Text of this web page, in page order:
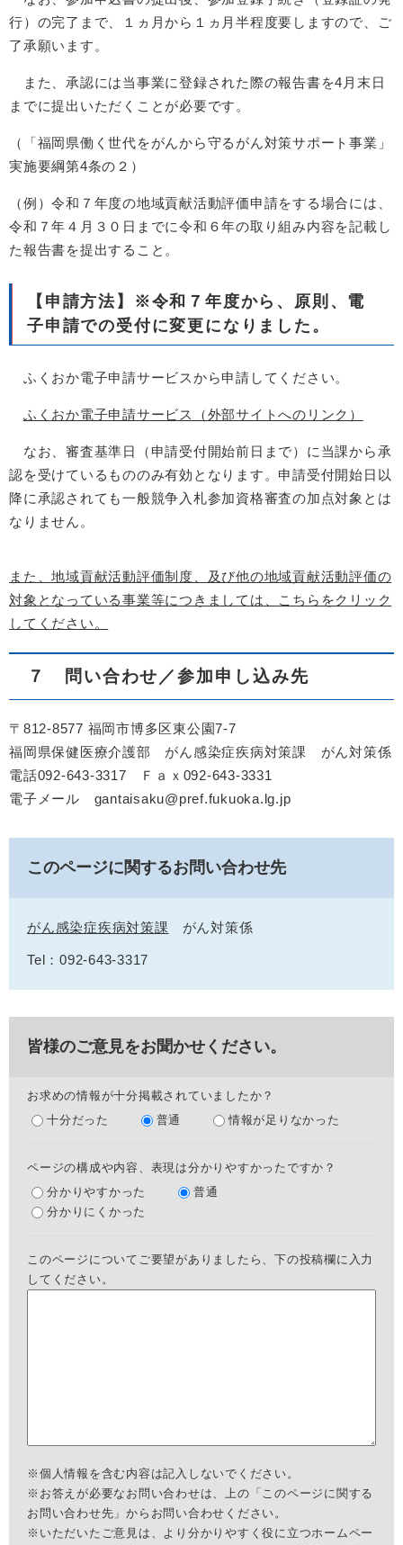
行）の完了まで、１ヵ月から１ヵ月半程度要しますので、ご
了承願います。
また、承認には当事業に登録された際の報告書を4月末日
までに提出いただくことが必要です。
（「福岡県働く世代をがんから守るがん対策サポート事業」
実施要綱第4条の２）
（例）令和７年度の地域貢献活動評価申請をする場合には、
令和７年４月３０日までに令和６年の取り組み内容を記載し
た報告書を提出すること。
【申請方法】※令和７年度から、原則、電
子申請での受付に変更になりました。
ふくおか電子申請サービスから申請してください。
ふくおか電子申請サービス（外部サイトへのリンク）
なお、審査基準日（申請受付開始前日まで）に当課から承
認を受けているもののみ有効となります。申請受付開始日以
降に承認されても一般競争入札参加資格審査の加点対象とは
なりません。
また、地域貢献活動評価制度、及び他の地域貢献活動評価の
対象となっている事業等につきましては、こちらをクリック
してください。
７ 問い合わせ／参加申し込み先
〒812-8577 福岡市博多区東公園7-7
福岡県保健医療介護部 がん感染症疾病対策課 がん対策係
電話092-643-3317 Ｆａｘ092-643-3331
電子メール gantaisaku@pref.fukuoka.lg.jp
このページに関するお問い合わせ先
がん感染症疾病対策課 がん対策係
Tel：092-643-3317
皆様のご意見をお聞かせください。
お求めの情報が十分掲載されていましたか？
十分だった
普通 情報が足りなかった
ページの構成や内容、表現は分かりやすかったですか？
分かりやすかった
普通
分かりにくかった
このページについてご要望がありましたら、下の投稿欄に入力
してください。
※個人情報を含む内容は記入しないでください。
※お答えが必要なお問い合わせは、上の「このページに関する
お問い合わせ先」からお問い合わせください。
※いただいたご意見は、より分かりやすく役に立つホームペー